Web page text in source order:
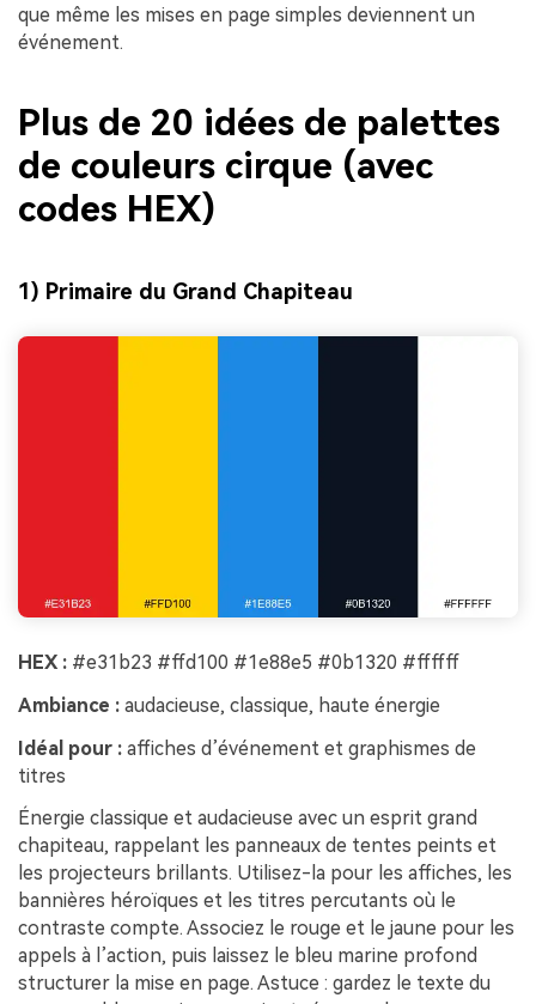
que même les mises en page simples deviennent un
événement.
Plus de 20 idées de palettes
de couleurs cirque (avec
codes HEX)
1) Primaire du Grand Chapiteau
HEX : #e31b23 #ffd100 #1e88e5 #0b1320 #ffffff
Ambiance : audacieuse, classique, haute énergie
Idéal pour : affiches d’événement et graphismes de
titres
Énergie classique et audacieuse avec un esprit grand
chapiteau, rappelant les panneaux de tentes peints et
les projecteurs brillants. Utilisez-la pour les affiches, les
bannières héroïques et les titres percutants où le
contraste compte. Associez le rouge et le jaune pour les
appels à l’action, puis laissez le bleu marine profond
structurer la mise en page. Astuce : gardez le texte du